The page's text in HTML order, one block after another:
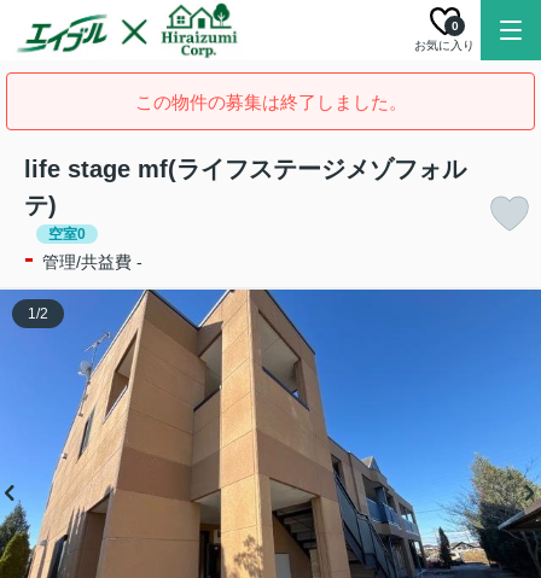
お気に入り
0
この物件の募集は終了しました。
life stage mf(ライフステージメゾフォル
テ)
空室0
- 管理/共益費 -
1/2